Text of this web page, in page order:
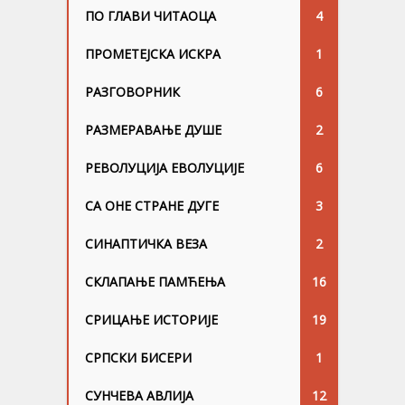
ПО ГЛАВИ ЧИТАОЦА 4
ПРОМЕТЕЈСКА ИСКРА 1
РАЗГОВОРНИК 6
РАЗМЕРАВАЊЕ ДУШЕ 2
РЕВОЛУЦИЈА ЕВОЛУЦИЈЕ 6
СА ОНЕ СТРАНЕ ДУГЕ 3
СИНАПТИЧКА ВЕЗА 2
СКЛАПАЊЕ ПАМЋЕЊА 16
СРИЦАЊЕ ИСТОРИЈЕ 19
СРПСКИ БИСЕРИ 1
СУНЧЕВА АВЛИЈА 12